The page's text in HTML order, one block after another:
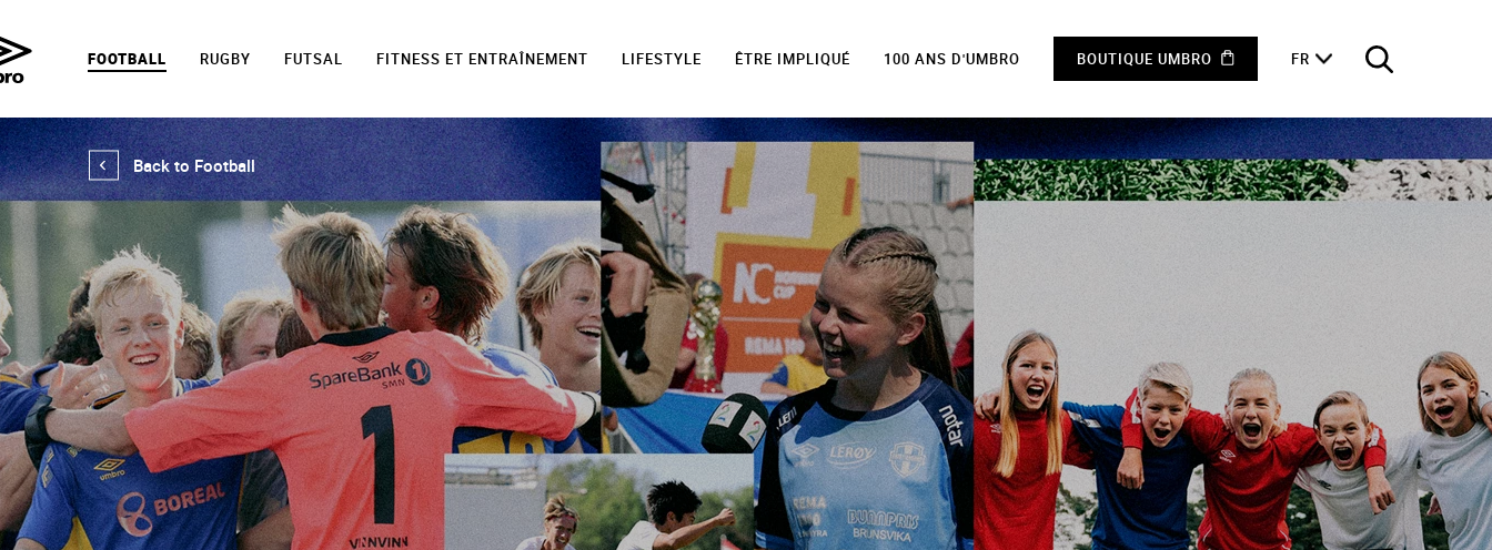
FOOTBALL RUGBY FUTSAL FITNESS ET ENTRAÎNEMENT LIFESTYLE ÊTRE IMPLIQUÉ 100 ANS D'UMBRO BOUTIQUE UMBRO FR
Back to Football